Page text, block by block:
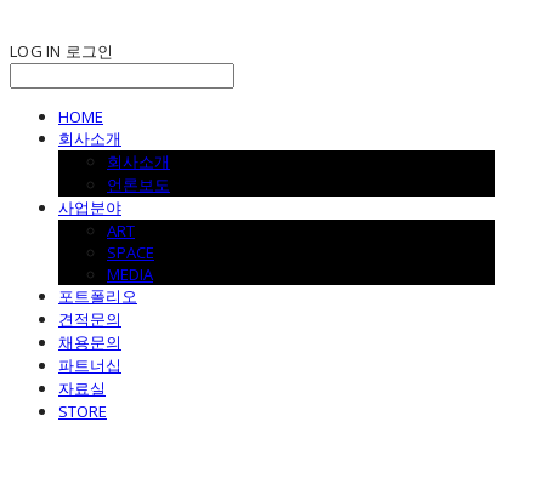
LOG IN 로그인
HOME
회사소개
회사소개
언론보도
사업분야
ART
SPACE
MEDIA
포트폴리오
견적문의
채용문의
파트너십
자료실
STORE